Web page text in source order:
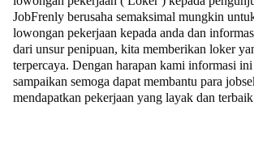
JobFrenly berusaha semaksimal mungkin
lowongan pekerjaan kepada anda dan
dari unsur penipuan, kita memberikan loker
terpercaya. Dengan harapan kami informasi
sampaikan semoga dapat membantu para
mendapatkan pekerjaan yang layak dan